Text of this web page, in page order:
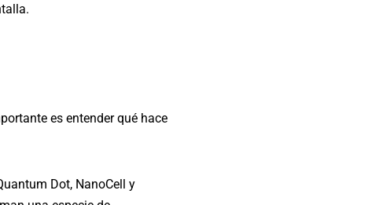
es entender qué hace
Dot, NanoCell y